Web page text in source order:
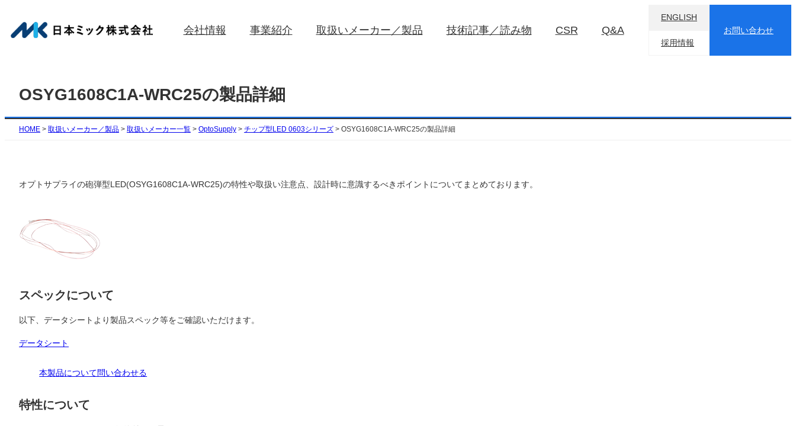
を
会社情報 事業紹介 取扱いメーカー／製品 技術記事／読み物 CSR Q&A
ENGLISH
採用情報
お問い合わせ
OSYG1608C1A-WRC25の製品詳細
HOME > 取扱いメーカー／製品 > 取扱いメーカー一覧 > OptoSupply > チップ型LED 0603シリーズ > OSYG1608C1A-WRC25の製品詳細
オプトサプライの砲弾型LED(OSYG1608C1A-WRC25)の特性や取扱い注意点、設計時に意識するべきポイントについてまとめております。
スペックについて
以下、データシートより製品スペック等をご確認いただけます。
データシート
本製品について問い合わせる
特性について